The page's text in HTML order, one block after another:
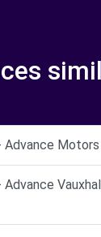
Advance